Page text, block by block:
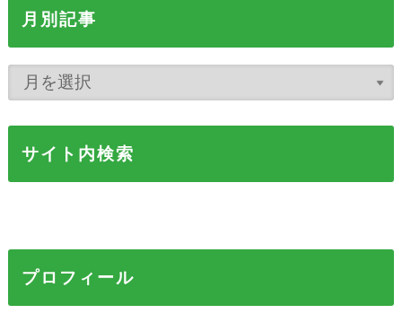
月別記事
サイト内検索
プロフィール